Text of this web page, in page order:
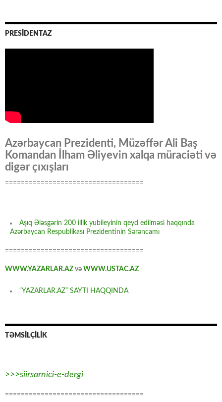
PRESİDENTAZ
Azərbaycan Prezidenti, Müzəffər Ali Baş
Komandan İlham Əliyevin xalqa müraciəti və
digər çıxışları
===================================
Aşıq Ələsgərin 200 illik yubileyinin qeyd edilməsi haqqında
Azərbaycan Respublikası Prezidentinin Sərəncamı
===================================
WWW.YAZARLAR.AZ və WWW.USTAC.AZ
“YAZARLAR.AZ” SAYTI HAQQINDA
TƏMSİLÇİLİK
>>>siirsarnici-e-dergi
===================================